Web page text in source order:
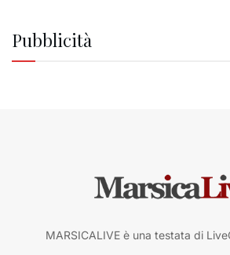
Pubblicità
MARSICALIVE è una testata di